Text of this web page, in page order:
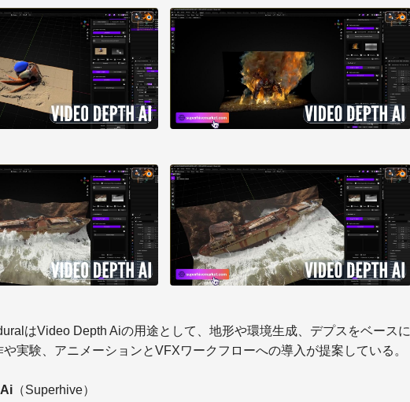
はVideo Depth Aiの用途として、地形や環境生成、デプスをベースに
や実験、アニメーションとVFXワークフローへの導入が提案している。
（Superhive）